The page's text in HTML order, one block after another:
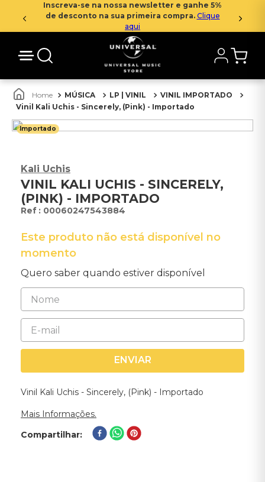
Inscreva-se na nossa newsletter e ganhe 5%
de desconto na sua primeira compra. Clique
aqui
MÚSICA LP | VINIL
VINIL IMPORTADO
Vinil Kali Uchis - Sincerely, (Pink) - Importado
Importado
Kali Uchis
VINIL KALI UCHIS - SINCERELY,
(PINK) - IMPORTADO
: 00060247543884
Este produto não está disponível no
momento
Quero saber quando estiver disponível
ENVIAR
Vinil Kali Uchis - Sincerely, (Pink) - Importado
Mais Informações.
Compartilhar